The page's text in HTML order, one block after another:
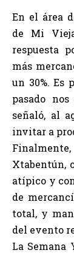
En el área
de Mi
respuesta
más
un 30%. Es
pasado
señaló, al
invitar a
Xtabentún,
atípico y
de
total, y
del evento
La Semana